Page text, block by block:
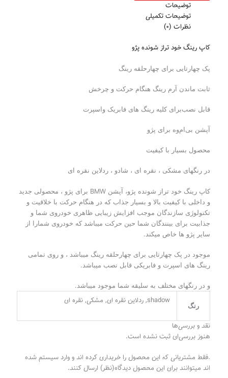
توضیحات
توضیحات تکمیلی
نظرات (0)
کاپ رینگ خود تراز شونده پژو
پک چهارتایی برای چهارحلقه رینگ
ثابت ماندن آرم رینگ هنگام حرکت و چرخش
قابل نصب‌برای کلیه رینگ های فابریک و‌اسپرت
آپشن بی‌ام‌وه برای پژو
محصول بسیار با کیفیت
در رنگهای مشکی ، نقره ای ، شادو ، ردلاین نقره ای
کاپ رینگ خود تراز شونده پژو، آپشن BMW برای پژو ، محصولی جدید
و داخلی با کیفیت بالا و بسیار جذاب که در هنگام حرکت با‌ خلاقیت و
تکنولوژی سازندگان موجب افزایش زیبایی ظاهری خودروی شما و
جذابیت برای بینندگان شما حین حرکت میباشد که خودروی شمارا از
سایر پژو ها خاص میکند.
موجود در پک چهارتایی برای چهارحلقه رینگ میباشد ، و روی تمامی
رینگ های اسپرت و فابریکی قابل نصب میباشد.
و در رنگهای مختلف به سلیقه شما موجود میباشد.
رنگ
shadow, ردلاین نقره ای, مشکی, نقره ای
نقد و بررسی‌ها
هنوز بررسی‌ای ثبت نشده است.
.فقط مشتریانی که این محصول را خریداری کرده اند و وارد سیستم شده
اند میتوانند برای این محصول دیدگاه(نظر) ارسال کنند.